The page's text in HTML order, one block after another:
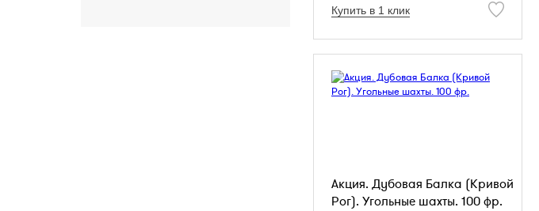
Купить в 1 клик
Акция. Дубовая Балка (Кривой
Рог). Угольные шахты. 100 фр.